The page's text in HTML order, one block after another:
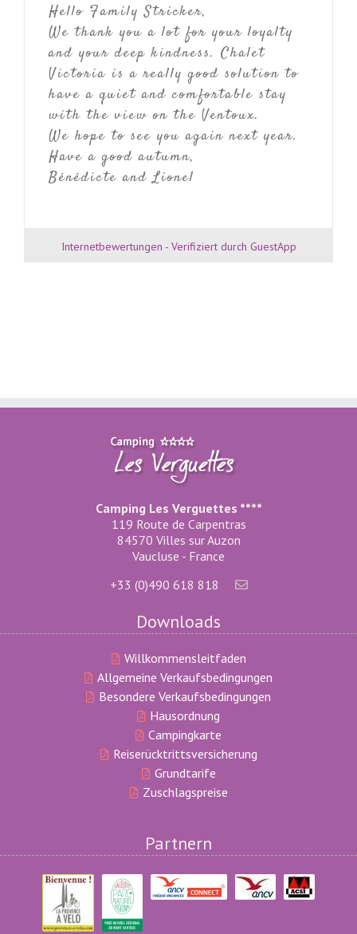
Hello Family Stricker,
We thank you a lot for your loyalty
and your deep kindness. Chalet
Victoria is a really good solution to
have a quiet and comfortable stay
with the view on the Ventoux.
We hope to see you again next year.
Have a good autumn,
Bénédicte and Lionel
Internetbewertungen - Verifiziert durch GuestApp
Camping Les Verguettes ****
119 Route de Carpentras
84570 Villes sur Auzon
Vaucluse - France
+33 (0)490 618 818
Downloads
Willkommensleitfaden
Allgemeine Verkaufsbedingungen
Besondere Verkaufsbedingungen
Hausordnung
Campingkarte
Reiserücktrittsversicherung
Grundtarife
Zuschlagspreise
Partnern